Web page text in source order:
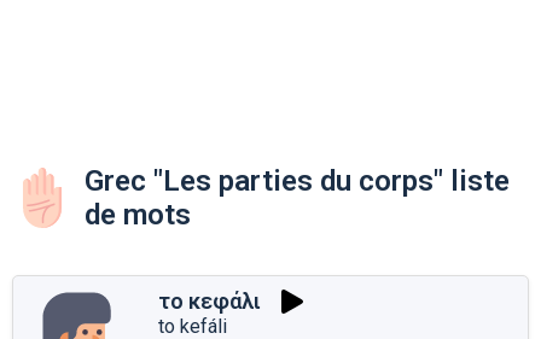
Grec "Les parties du corps" liste
de mots
το κεφάλι
to kefáli